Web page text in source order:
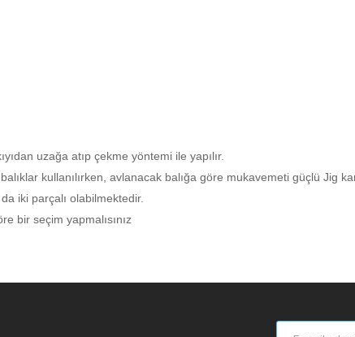
uzağa atıp çekme yöntemi ile yapılır.
kullanılırken, avlanacak balığa göre mukavemeti güçlü Jig
iki parçalı olabilmektedir.
bir seçim yapmalısınız